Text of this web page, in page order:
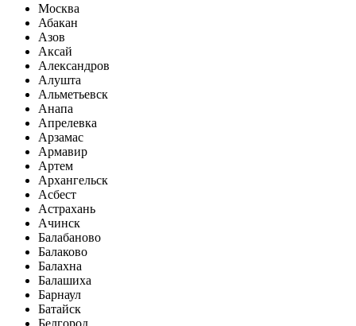
Москва
Абакан
Азов
Аксай
Александров
Алушта
Альметьевск
Анапа
Апрелевка
Арзамас
Армавир
Артем
Архангельск
Асбест
Астрахань
Ачинск
Балабаново
Балаково
Балахна
Балашиха
Барнаул
Батайск
Белгород